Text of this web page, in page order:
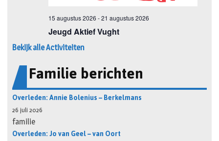
Bekijk alle Activiteiten
Familie berichten
Overleden: Annie Bolenius – Berkelmans
26 juli 2026
familie
Overleden: Jo van Geel – van Oort